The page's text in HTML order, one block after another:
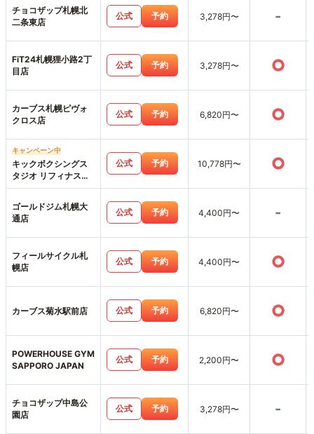
チョコザップ札幌北
二条東店
公式 予約 3,278円〜 -
FiT24札幌狸小路2丁
目店
公式 予約 3,278円〜 ○
カーブス札幌ピヴォ
クロス店
公式 予約 6,820円〜 ○
キャンペーン中
キックボクシングス
タジオ リフィナス札
幌店
公式 予約 10,778円〜 ○
ゴールドジム札幌大
通店
公式 予約 4,400円〜 -
フィールサイクル札
幌店
公式 予約 4,400円〜 ○
カーブス菊水駅前店 公式 予約 6,820円〜 ○
POWERHOUSE GYM
SAPPORO JAPAN
公式 予約 2,200円〜 ○
チョコザップ中島公
園店
公式 予約 3,278円〜 -